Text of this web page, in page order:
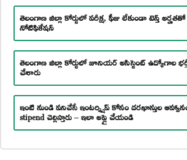
తెలంగాణ జిల్లా కోర్టులో పరీక్ష, ఫీజు లేకుండా టెన్త్
నోటిఫికేషన్
తెలంగాణ జిల్లా కోర్టులో జూనియర్ అసిస్టెంట్ ఉద్యోగాల
చేశారు
ఇంటి నుండి పనిచేసే ఇంటర్న్షిప్ కోసం దరఖాస్తుల
stipend చెల్లిస్తారు – ఇలా అప్లై చేయండి